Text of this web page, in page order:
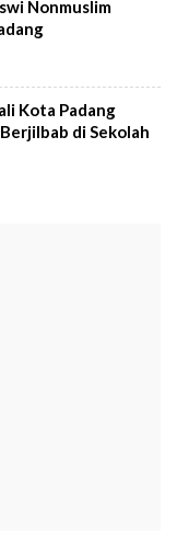
Nonmuslim
Kota Padang
di Sekolah